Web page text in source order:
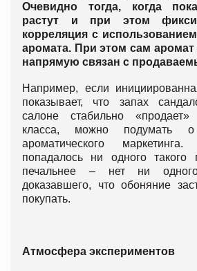
Очевидно тогда, когда
растут и при этом
корреляция с
аромата. При этом сам
напрямую связан с
Например, если
показывает, что запах
салоне стабильно
класса, можно подумать
ароматического
попадалось ни одного
печальнее – нет ни одного
доказавшего, что обоняние
покупать.
Атмосфера экспериментов